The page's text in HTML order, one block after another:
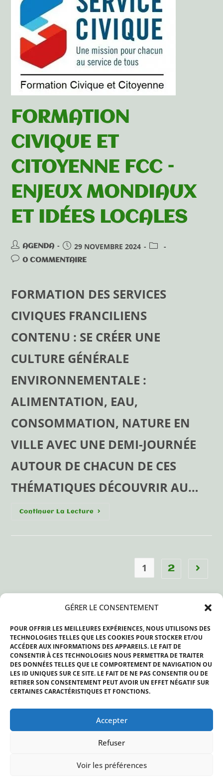
GÉRER LE CONSENTEMENT
POUR OFFRIR LES MEILLEURES EXPÉRIENCES, NOUS UTILISONS DES
TECHNOLOGIES TELLES QUE LES COOKIES POUR STOCKER ET/OU
ACCÉDER AUX INFORMATIONS DES APPAREILS. LE FAIT DE
CONSENTIR À CES TECHNOLOGIES NOUS PERMETTRA DE TRAITER
DES DONNÉES TELLES QUE LE COMPORTEMENT DE NAVIGATION OU
LES ID UNIQUES SUR CE SITE. LE FAIT DE NE PAS CONSENTIR OU DE
RETIRER SON CONSENTEMENT PEUT AVOIR UN EFFET NÉGATIF SUR
CERTAINES CARACTÉRISTIQUES ET FONCTIONS.
Accepter
Refuser
Voir les préférences
FORMATION
CIVIQUE ET
CITOYENNE FCC –
ENJEUX MONDIAUX
ET IDÉES LOCALES
AGENDA 29 NOVEMBRE 2024
0 COMMENTAIRE
FORMATION DES SERVICES
CIVIQUES FRANCILIENS
CONTENU : SE CRÉER UNE
CULTURE GÉNÉRALE
ENVIRONNEMENTALE :
ALIMENTATION, EAU,
CONSOMMATION, NATURE EN
VILLE AVEC UNE DEMI-JOURNÉE
AUTOUR DE CHACUN DE CES
THÉMATIQUES DÉCOUVRIR AU…
Continuer La Lecture
1 2
FNE En Direct: